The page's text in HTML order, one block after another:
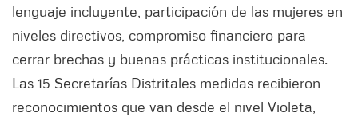
lenguaje incluyente, participación de las mujeres en
niveles directivos, compromiso financiero para
cerrar brechas y buenas prácticas institucionales.
Las 15 Secretarías Distritales medidas recibieron
reconocimientos que van desde el nivel Violeta,